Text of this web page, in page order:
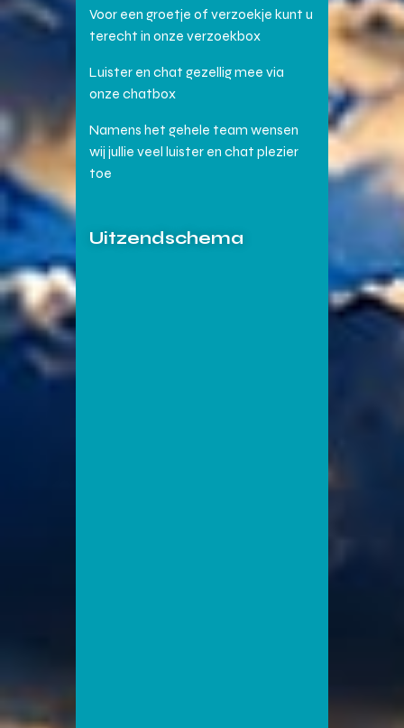
Voor een groetje of verzoekje kunt u
terecht in onze verzoekbox
Luister en chat gezellig mee via
onze chatbox
Namens het gehele team wensen
wij jullie veel luister en chat plezier
toe
Uitzendschema